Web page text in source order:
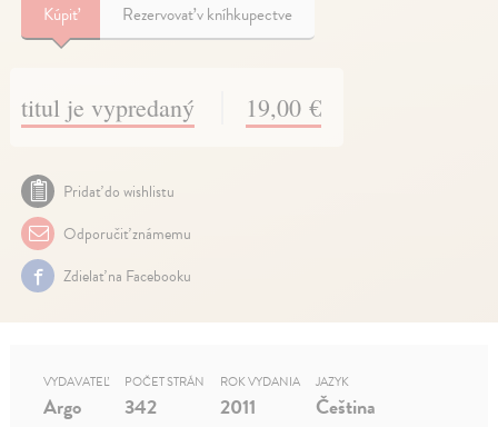
Kúpiť Rezervovať v kníhkupectve
titul je vypredaný 19,00 €
Pridať do wishlistu
Odporučiť známemu
Zdielať na Facebooku
VYDAVATEĽ
Argo
POČET STRÁN
342
ROK VYDANIA
2011
JAZYK
Čeština